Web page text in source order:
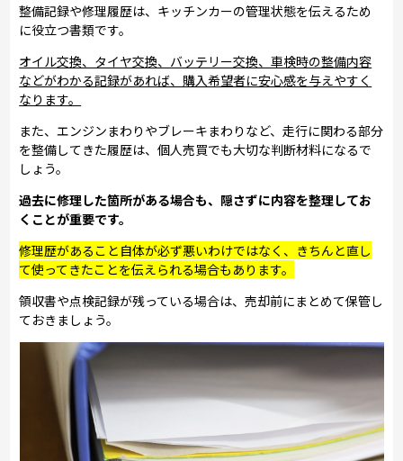
整備記録や修理履歴は、キッチンカーの管理状態を伝えるため
に役立つ書類です。
オイル交換、タイヤ交換、バッテリー交換、車検時の整備内容
などがわかる記録があれば、購入希望者に安心感を与えやすく
なります。
また、エンジンまわりやブレーキまわりなど、走行に関わる部分
を整備してきた履歴は、個人売買でも大切な判断材料になるで
しょう。
過去に修理した箇所がある場合も、隠さずに内容を整理してお
くことが重要です。
修理歴があること自体が必ず悪いわけではなく、きちんと直し
て使ってきたことを伝えられる場合もあります。
領収書や点検記録が残っている場合は、売却前にまとめて保管し
ておきましょう。